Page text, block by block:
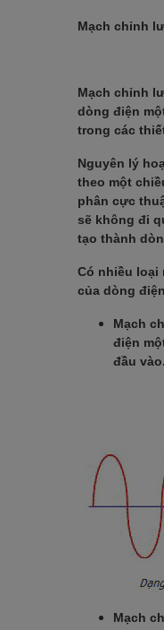
Mạch chỉnh
Mạch chỉnh
dòng điện
trong các
Nguyên lý
theo một
phân cực
sẽ không đi
tạo thành
Có nhiều loại
của dòng
Mạch
điện
đầu vào.
Mạch